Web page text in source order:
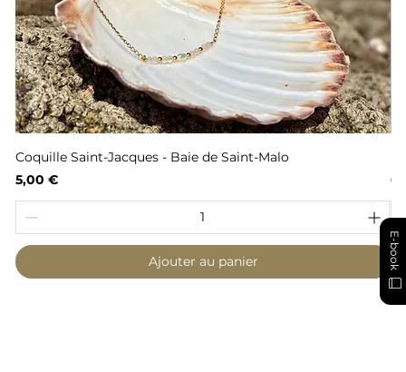
Coquille Saint-Jacques - Baie de Saint-Malo
Prix
5,00 €
Ajouter au panier E-book